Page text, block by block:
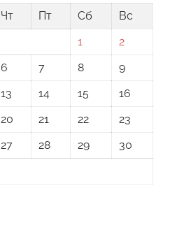
Чт Пт Сб
Вс
1
2
6 7 8
9
13 14 15
16
20 21 22
23
27 28 29
30